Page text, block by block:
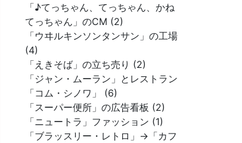
「♪てっちゃん、てっちゃん、かね
てっちゃん」のCM (2)
「ウヰルキンソンタンサン」の工場
(4)
「えきそば」の立ち売り (2)
「ジャン・ムーラン」とレストラン
「コム・シノワ」 (6)
「スーパー便所」の広告看板 (2)
「ニュートラ」ファッション (1)
「ブラッスリー・レトロ」→「カフ